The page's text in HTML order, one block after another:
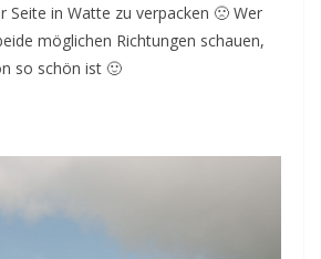
Seite in Watte zu verpacken 🙁 Wer
möglichen Richtungen schauen,
so schön ist 🙂